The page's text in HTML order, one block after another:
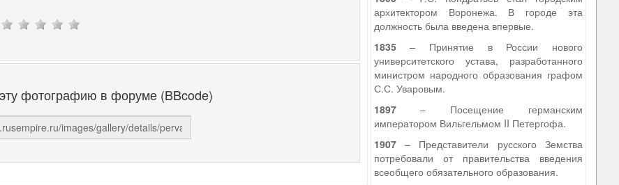
фотографию в форуме (BBcode)
архитектором Воронежа. В городе эта
должность была введена впервые.
1835– Принятие в России нового
университетского устава, разработанного
министром народного образования графом
С.С. Уваровым.
1897– Посещение германским
императором Вильгельмом II Петергофа.
1907– Представители русского Земства
потребовали от правительства введения
всеобщего обязательного образования.